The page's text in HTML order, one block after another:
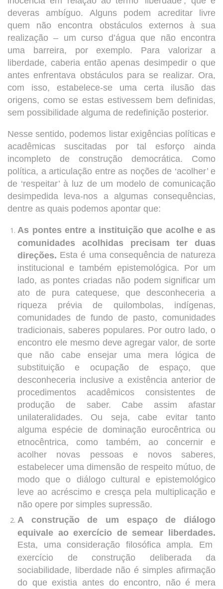
deveras ambíguo. Alguns podem acreditar livre
quem não encontra obstáculos externos à sua
realização – um curso d’água que não encontra
uma barreira, por exemplo. Para valorizar a
liberdade, caberia então apenas desimpedir o que
antes enfrentava obstáculos para se realizar. Ora,
com isso, estabelece-se uma certa ilusão das
origens, como se estas estivessem bem definidas,
sem possibilidade alguma de redefinição posterior.
Nesse sentido, podemos listar exigências políticas e
acadêmicas suscitadas por tal esforço ainda
incompleto de construção democrática. Como
política, a articulação entre as noções de ‘acolher’ e
de ‘respeitar’ à luz de um modelo de comunicação
desimpedida leva-nos a algumas consequências,
dentre as quais podemos apontar que:
As pontes entre a instituição que acolhe e as
comunidades acolhidas precisam ter duas
direções. Esta é uma consequência de natureza
institucional e também epistemológica. Por um
lado, as pontes criadas não podem significar um
ato de pura catequese, que desconheceria a
riqueza prévia de quilombolas, indígenas,
comunidades de fundo de pasto, comunidades
tradicionais, saberes populares. Por outro lado, o
encontro ele mesmo deve agregar valor, de sorte
que não cabe ensejar uma mera lógica de
substituição e ocupação de espaço, que
desconheceria inclusive a existência anterior de
procedimentos acadêmicos consistentes de
produção de saber. Cabe assim afastar
unilateralidades. Ou seja, cabe evitar tanto
alguma espécie de dominação eurocêntrica ou
etnocêntrica, como também, ao concernir e
acolher novas pessoas e novos saberes,
estabelecer uma dimensão de respeito mútuo, de
modo que o diálogo cultural e epistemológico
leve ao acréscimo e cresça pela multiplicação e
não opere por simples supressão.
A construção de um espaço de diálogo
equivale ao exercício de semear liberdades.
Esta, uma consideração filosófica ampla. Em
exercício de construção deliberada da
sociabilidade, liberdade não é simples afirmação
do que existia antes do encontro, não é mera